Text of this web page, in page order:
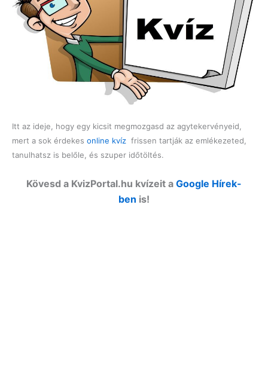
Itt az ideje, hogy egy kicsit megmozgasd az agytekervényeid,
mert a sok érdekes online kvíz frissen tartják az emlékezeted,
tanulhatsz is belőle, és szuper időtöltés.
Kövesd a KvizPortal.hu kvízeit a Google Hírek-
ben is!